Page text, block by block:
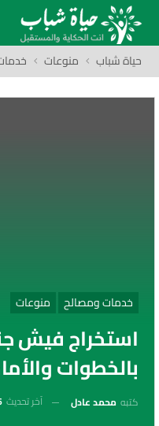
حياة شباب منوعات
خدمات ومصالح منوعات
استخراج فيش
بالخطوات
كتبه محمد عادل آخر تحديث